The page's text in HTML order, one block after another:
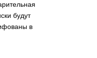
будут
в